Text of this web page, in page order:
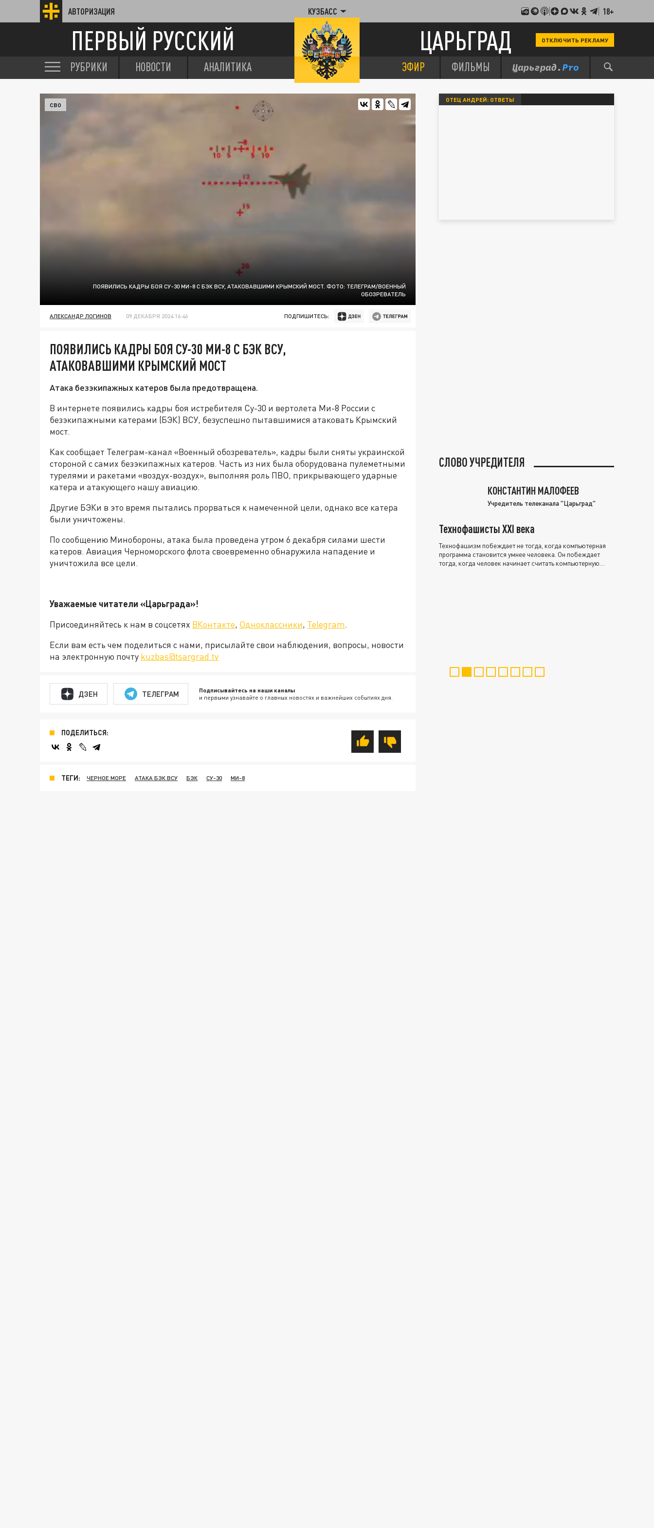
АВТОРИЗАЦИЯ КУЗБАСС 18+
ПЕРВЫЙ РУССКИЙ ЦАРЬГРАД ОТКЛЮЧИТЬ РЕКЛАМУ
РУБРИКИ НОВОСТИ АНАЛИТИКА ЭФИР ФИЛЬМЫ
ПОЯВИЛИСЬ КАДРЫ БОЯ СУ-30 МИ-8 С БЭК ВСУ, АТАКОВАВШИМИ КРЫМСКИЙ МОСТ. ФОТО: ТЕЛЕГРАМ/ВОЕННЫЙ
ОБОЗРЕВАТЕЛЬ
СВО
АЛЕКСАНДР ЛОГИНОВ 09 ДЕКАБРЯ 2024 16:46 ПОДПИШИТЕСЬ:
ПОЯВИЛИСЬ КАДРЫ БОЯ СУ-30 МИ-8 С БЭК ВСУ,
АТАКОВАВШИМИ КРЫМСКИЙ МОСТ
Атака безэкипажных катеров была предотвращена.
В интернете появились кадры боя истребителя Су-30 и вертолета Ми-8 России с
безэкипажными катерами (БЭК) ВСУ, безуспешно пытавшимися атаковать Крымский
мост.
Как сообщает Телеграм-канал «Военный обозреватель», кадры были сняты украинской
стороной с самих безэкипажных катеров. Часть из них была оборудована пулеметными
турелями и ракетами «воздух-воздух», выполняя роль ПВО, прикрывающего ударные
катера и атакующего нашу авиацию.
Другие БЭКи в это время пытались прорваться к намеченной цели, однако все катера
были уничтожены.
По сообщению Минобороны, атака была проведена утром 6 декабря силами шести
катеров. Авиация Черноморского флота своевременно обнаружила нападение и
уничтожила все цели.
Уважаемые читатели «Царьграда»!
Присоединяйтесь к нам в соцсетях ВКонтакте, Одноклассники, Telegram.
Если вам есть чем поделиться с нами, присылайте свои наблюдения, вопросы, новости
на электронную почту kuzbas@tsargrad.tv
ДЗЕН ТЕЛЕГРАМ Подписывайтесь на наши каналы
и первыми узнавайте о главных новостях и важнейших событиях дня.
ПОДЕЛИТЬСЯ:
ТЕГИ: ЧЕРНОЕ МОРЕ АТАКА БЭК ВСУ БЭК СУ-30 МИ-8
ОТЕЦ АНДРЕЙ: ОТВЕТЫ
СЛОВО УЧРЕДИТЕЛЯ
КОНСТАНТИН МАЛОФЕЕВ
Учредитель телеканала "Царьград"
Технофашисты XXI века
Технофашизм побеждает не тогда, когда компьютерная
программа становится умнее человека. Он побеждает
тогда, когда человек начинает считать компьютерную